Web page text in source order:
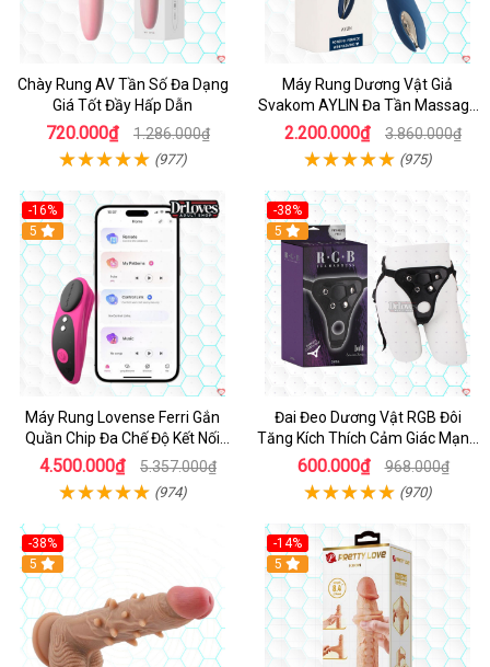
Chày Rung AV Tần Số Đa Dạng
Giá Tốt Đầy Hấp Dẫn
720.000₫ 1.286.000₫
(977)
Máy Rung Dương Vật Giả
Svakom AYLIN Đa Tần Massage
Sướng
2.200.000₫ 3.860.000₫
(975)
-16%
Hot
5
Máy Rung Lovense Ferri Gắn
Quần Chip Đa Chế Độ Kết Nối
App
4.500.000₫ 5.357.000₫
(974)
-38%
Hot
5
Đai Đeo Dương Vật RGB Đôi
Tăng Kích Thích Cảm Giác Mạnh
Mẽ
600.000₫ 968.000₫
(970)
-38%
5
-14%
5